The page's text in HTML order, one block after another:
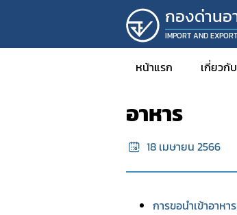
กองด่านอ
IMPORT AND
หน้าแรก เกี่ยวกับ
วิสั
ปร
นำเข้าเพื่อวัต
อาหาร
18 เมษายน 2566
การขอนำเข้าอาห